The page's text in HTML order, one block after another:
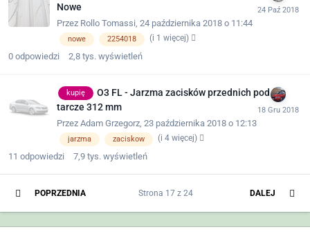
Nowe
Przez Rollo Tomassi 24 października 2018 o 11:44
nowe 2254018 (i 1 więcej)
0 odpowiedzi 2,8 tys. wyświetleń
kupię
O3 FL - Jarzma zacisków przednich pod
tarcze 312 mm
Przez Adam Grzegorz 23 października 2018 o 12:13
jarzma zaciskow (i 4 więcej)
11 odpowiedzi 7,9 tys. wyświetleń
POPRZEDNIA DALEJ
Strona 17 z 24